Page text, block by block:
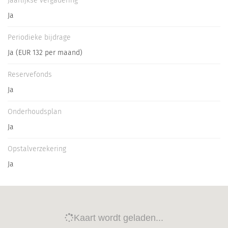
Ja
Periodieke bijdrage
Ja (EUR 132 per maand)
Reservefonds
Ja
Onderhoudsplan
Ja
Opstalverzekering
Ja